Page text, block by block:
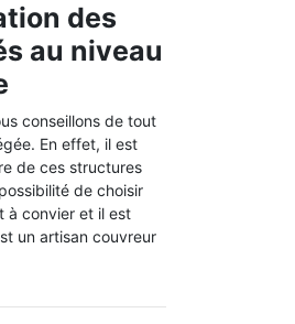
des
au niveau
conseillons de tout
En effet, il est
de ces structures
de choisir
à convier et il est
un artisan couvreur